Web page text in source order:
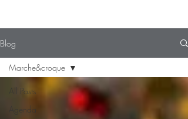
Blog
All Posts
Agenda
Marche&croque